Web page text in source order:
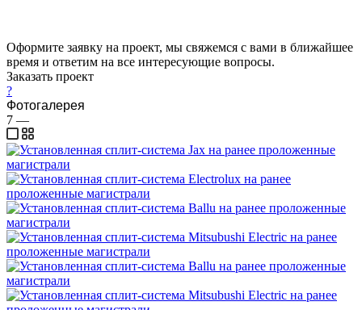
Оформите заявку на проект, мы свяжемся с вами в ближайшее
время и ответим на все интересующие вопросы.
Заказать проект
?
Фотогалерея
7 —